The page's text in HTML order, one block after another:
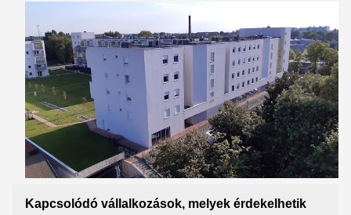
Kapcsolódó vállalkozások, melyek érdekelhetik